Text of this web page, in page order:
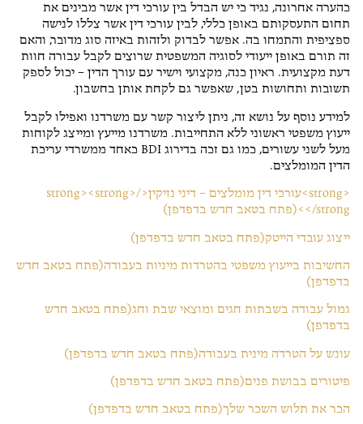
כהערה אחרונה, נגיד כי יש הבדל בין עורכי דין אשר מבינים את
תחום התעסקותם באופן כללי, לבין עורכי דין אשר צללו לנישה
ספציפית והתמחו בה. אפשר לבדוק ולזהות באיזה סוג מדובר, והאם
זה תורם באופן ייעודי לסוגיה המשפטית שרוצים לקבל עבורה חוות
דעת מקצועית. ראיון כנה, מקצועי וישיר עם עורך הדין – יכול לספק
תשובות ותחושות בטן, שאפשר גם לקחת אותן בחשבון.
למידע נוסף על נושא זה, ניתן ליצור קשר עם משרדנו ואפילו לקבל
ייעוץ משפטי ראשוני ללא התחייבות. משרדנו מייעץ ומייצג לקוחות
מעל לשני עשורים, כמו גם זכה בדירוג BDI כאחד ממשרדי עריכת
הדין המומלצים.
<strong>עורכי דין מומלצים – דיני נזיקין</strong><strong>
</strong>(פתח בטאב חדש בדפדפן)
ייצוג עובדי הייטק(פתח בטאב חדש בדפדפן)
החשיבות בייעוץ משפטי בהטרדות מיניות בעבודה(פתח בטאב חדש
בדפדפן)
גמול עבודה בשבתות חגים ומוצאי שבת וחג(פתח בטאב חדש
בדפדפן)
עונש על הטרדה מינית בעבודה(פתח בטאב חדש בדפדפן)
פיטורים בבושת פנים(פתח בטאב חדש בדפדפן)
הכר את תלוש השכר שלך(פתח בטאב חדש בדפדפן)